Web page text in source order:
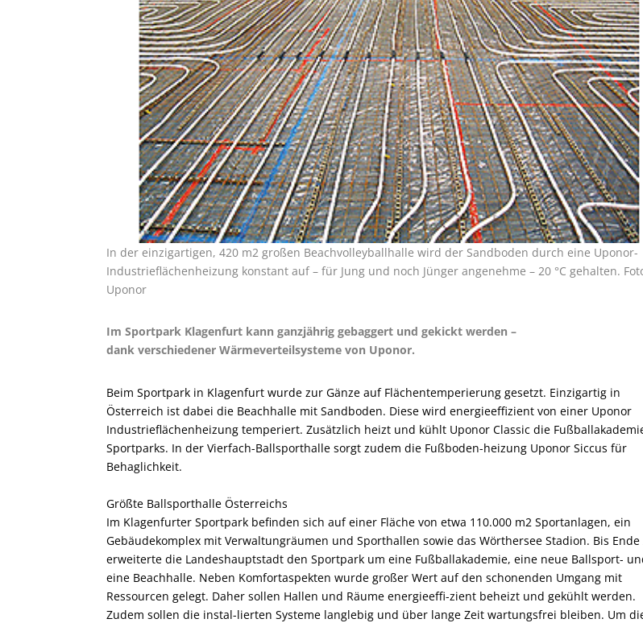
In der einzigartigen, 420 m2 großen Beachvolleyballhalle wird der Sandboden durch eine Uponor-
Industrieflächenheizung konstant auf – für Jung und noch Jünger angenehme – 20 °C gehalten.
Uponor
Im Sportpark Klagenfurt kann ganzjährig gebaggert und gekickt werden –
dank verschiedener Wärmeverteilsysteme von Uponor.
Beim Sportpark in Klagenfurt wurde zur Gänze auf Flächentemperierung gesetzt. Einzigartig in
Österreich ist dabei die Beachhalle mit Sandboden. Diese wird energieeffizient von einer Uponor
Industrieflächenheizung temperiert. Zusätzlich heizt und kühlt Uponor Classic die
Sportparks. In der Vierfach-Ballsporthalle sorgt zudem die Fußboden-heizung Uponor Siccus für
Behaglichkeit.
Größte Ballsport­halle Österreichs
Im Klagenfurter Sportpark befinden sich auf einer Fläche von etwa 110.000 m2 Sportanlagen, ein
Gebäudekomplex mit Verwaltungräumen und Sporthallen sowie das Wörthersee Stadion. Bis Ende
erweiterte die Landeshauptstadt den Sportpark um eine Fußballakademie, eine neue Ballsport-
eine Beachhalle. Neben Komfortaspekten wurde großer Wert auf den schonenden Umgang mit
Ressourcen gelegt. Daher sollen Hallen und Räume energieeffi-zient beheizt und gekühlt werden.
Zudem sollen die instal-lierten Systeme langlebig und über lange Zeit wartungsfrei bleiben. Um